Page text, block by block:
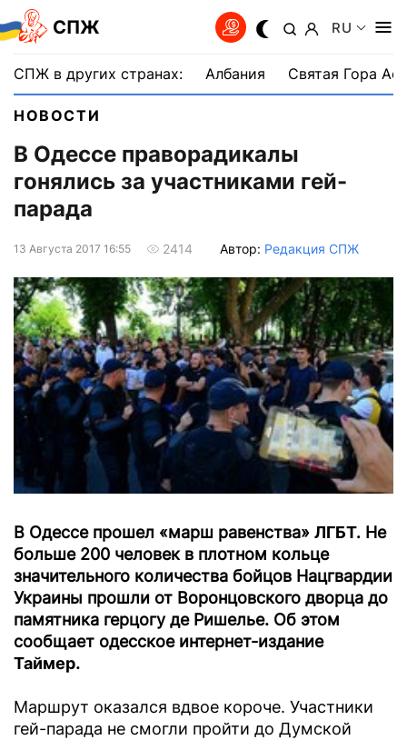
СПЖ RU
СПЖ в других странах: Албания Святая Гора
НОВОСТИ
В Одессе праворадикалы
гонялись за участниками гей-
парада
13 Августа 2017 16:55 2414 Автор: Редакция СПЖ
В Одессе прошел «марш равенства» ЛГБТ. Не
больше 200 человек в плотном кольце
значительного количества бойцов Нацгвардии
Украины прошли от Воронцовского дворца до
памятника герцогу де Ришелье. Об этом
сообщает одесское интернет-издание
Таймер.
Маршрут оказался вдвое короче. Участники
гей-парада не смогли пройти до Думской